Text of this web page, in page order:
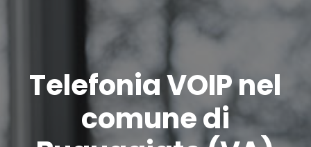
Telefonia VOIP nel
comune di